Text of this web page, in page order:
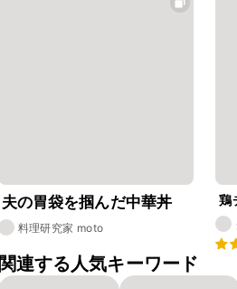
夫の胃袋を掴んだ中華丼
料理研究家 moto
鶏
関連する人気キーワード